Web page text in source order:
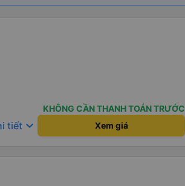
KHÔNG CẦN THANH TOÁN TRƯỚC
tiết keyboard_arrow_down Xem giá